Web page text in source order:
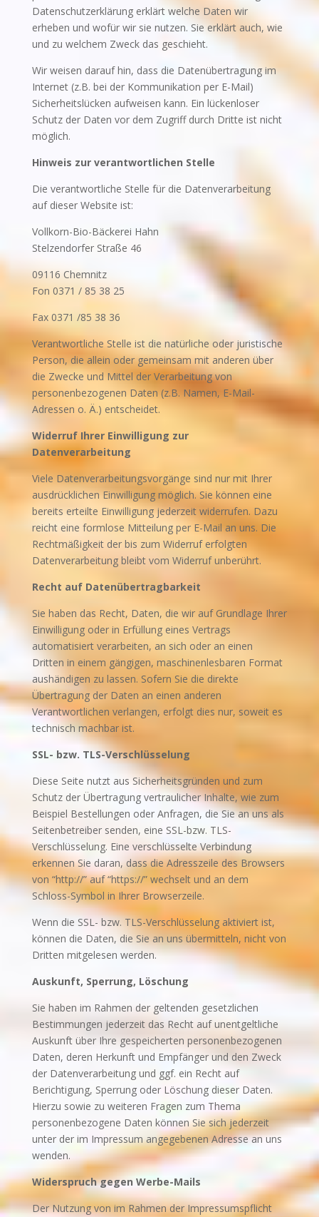
Datenschutzerklärung erklärt welche Daten wir
erheben und wofür wir sie nutzen. Sie erklärt auch, wie
und zu welchem Zweck das geschieht.
Wir weisen darauf hin, dass die Datenübertragung im
Internet (z.B. bei der Kommunikation per E-Mail)
Sicherheitslücken aufweisen kann. Ein lückenloser
Schutz der Daten vor dem Zugriff durch Dritte ist nicht
möglich.
Hinweis zur verantwortlichen Stelle
Die verantwortliche Stelle für die Datenverarbeitung
auf dieser Website ist:
Vollkorn-Bio-Bäckerei Hahn
Stelzendorfer Straße 46
09116 Chemnitz
Fon 0371 / 85 38 25
Fax 0371 /85 38 36
Verantwortliche Stelle ist die natürliche oder juristische
Person, die allein oder gemeinsam mit anderen über
die Zwecke und Mittel der Verarbeitung von
personenbezogenen Daten (z.B. Namen, E-Mail-
Adressen o. Ä.) entscheidet.
Widerruf Ihrer Einwilligung zur
Datenverarbeitung
Viele Datenverarbeitungsvorgänge sind nur mit Ihrer
ausdrücklichen Einwilligung möglich. Sie können eine
bereits erteilte Einwilligung jederzeit widerrufen. Dazu
reicht eine formlose Mitteilung per E-Mail an uns. Die
Rechtmäßigkeit der bis zum Widerruf erfolgten
Datenverarbeitung bleibt vom Widerruf unberührt.
Recht auf Datenübertragbarkeit
Sie haben das Recht, Daten, die wir auf Grundlage Ihrer
Einwilligung oder in Erfüllung eines Vertrags
automatisiert verarbeiten, an sich oder an einen
Dritten in einem gängigen, maschinenlesbaren Format
aushändigen zu lassen. Sofern Sie die direkte
Übertragung der Daten an einen anderen
Verantwortlichen verlangen, erfolgt dies nur, soweit es
technisch machbar ist.
SSL- bzw. TLS-Verschlüsselung
Diese Seite nutzt aus Sicherheitsgründen und zum
Schutz der Übertragung vertraulicher Inhalte, wie zum
Beispiel Bestellungen oder Anfragen, die Sie an uns als
Seitenbetreiber senden, eine SSL-bzw. TLS-
Verschlüsselung. Eine verschlüsselte Verbindung
erkennen Sie daran, dass die Adresszeile des Browsers
von “http://” auf “https://” wechselt und an dem
Schloss-Symbol in Ihrer Browserzeile.
Wenn die SSL- bzw. TLS-Verschlüsselung aktiviert ist,
können die Daten, die Sie an uns übermitteln, nicht von
Dritten mitgelesen werden.
Auskunft, Sperrung, Löschung
Sie haben im Rahmen der geltenden gesetzlichen
Bestimmungen jederzeit das Recht auf unentgeltliche
Auskunft über Ihre gespeicherten personenbezogenen
Daten, deren Herkunft und Empfänger und den Zweck
der Datenverarbeitung und ggf. ein Recht auf
Berichtigung, Sperrung oder Löschung dieser Daten.
Hierzu sowie zu weiteren Fragen zum Thema
personenbezogene Daten können Sie sich jederzeit
unter der im Impressum angegebenen Adresse an uns
wenden.
Widerspruch gegen Werbe-Mails
Der Nutzung von im Rahmen der Impressumspflicht